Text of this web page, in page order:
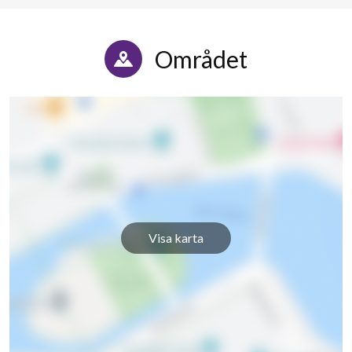
Området
Visa karta